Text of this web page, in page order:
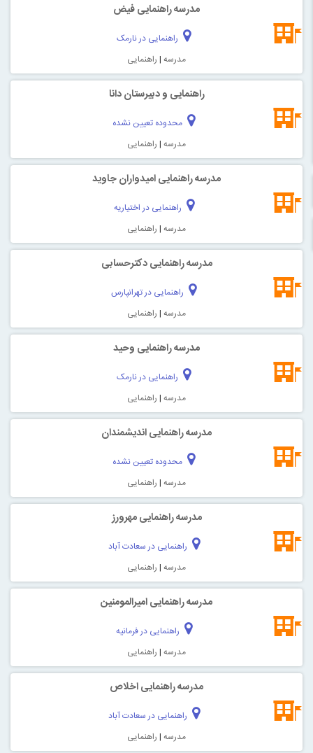
مدرسه راهنمایی فیض
راهنمایی در نارمک
مدرسه | راهنمایی
راهنمایی و دبیرستان دانا
محدوده تعیین نشده
مدرسه | راهنمایی
مدرسه راهنمایی امیدواران جاوید
راهنمایی در اختیاریه
مدرسه | راهنمایی
مدرسه راهنمایی دکترحسابی
راهنمایی در تهرانپارس
مدرسه | راهنمایی
مدرسه راهنمایی وحید
راهنمایی در نارمک
مدرسه | راهنمایی
مدرسه راهنمایی اندیشمندان
محدوده تعیین نشده
مدرسه | راهنمایی
مدرسه راهنمایی مهرورز
راهنمایی در سعادت آباد
مدرسه | راهنمایی
مدرسه راهنمایی امیرالمومنین
راهنمایی در فرمانیه
مدرسه | راهنمایی
مدرسه راهنمایی اخلاص
راهنمایی در سعادت آباد
مدرسه | راهنمایی